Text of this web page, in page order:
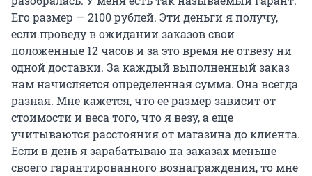
Его размер — 2100 рублей. Эти деньги я получу,
если проведу в ожидании заказов свои
положенные 12 часов и за это время не отвезу ни
одной доставки. За каждый выполненный заказ
нам начисляется определенная сумма. Она всегда
разная. Мне кажется, что ее размер зависит от
стоимости и веса того, что я везу, а еще
учитываются расстояния от магазина до клиента.
Если в день я зарабатываю на заказах меньше
своего гарантированного вознаграждения, то мне